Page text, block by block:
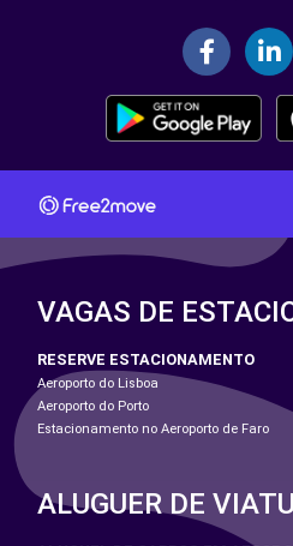
VAGAS DE
RESERVE ESTACIONAMENTO
Aeroporto do Lisboa
Aeroporto do Porto
Estacionamento no Aeroporto de Faro
ALUGUER DE